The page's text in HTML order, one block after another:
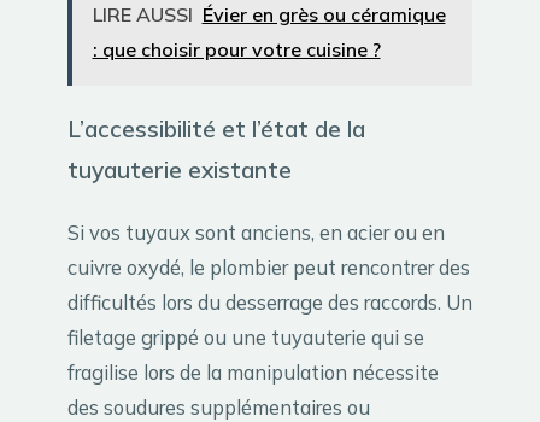
LIRE AUSSI Évier en grès ou céramique
: que choisir pour votre cuisine ?
L’accessibilité et l’état de la
tuyauterie existante
Si vos tuyaux sont anciens, en acier ou en
cuivre oxydé, le plombier peut rencontrer des
difficultés lors du desserrage des raccords. Un
filetage grippé ou une tuyauterie qui se
fragilise lors de la manipulation nécessite
des soudures supplémentaires ou